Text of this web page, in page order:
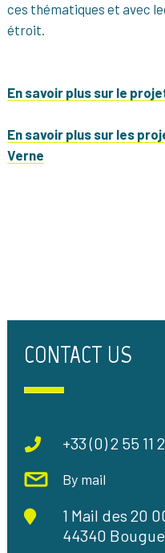
ces thématiques et avec
étroit.
En savoir plus sur le
En savoir plus sur les
Verne
CONTACT US
+33 (0) 2 55 11
By mail
1 Mail des 20
44340